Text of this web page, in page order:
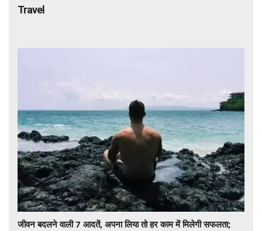
Travel
जीवन बदलने वाली 7 आदतें, अपना लिया तो हर काम में मिलेगी सफलता;